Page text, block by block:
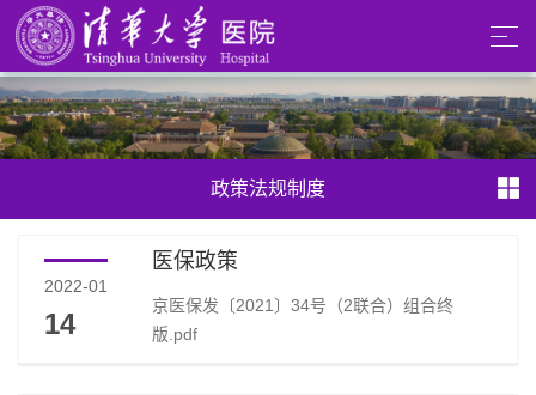
政策法规制度
2022-01
14
医保政策
京医保发〔2021〕34号（2联合）组合终
版.pdf